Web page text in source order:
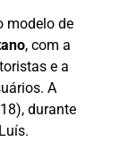
modelo de
, com a
e a
A
durante